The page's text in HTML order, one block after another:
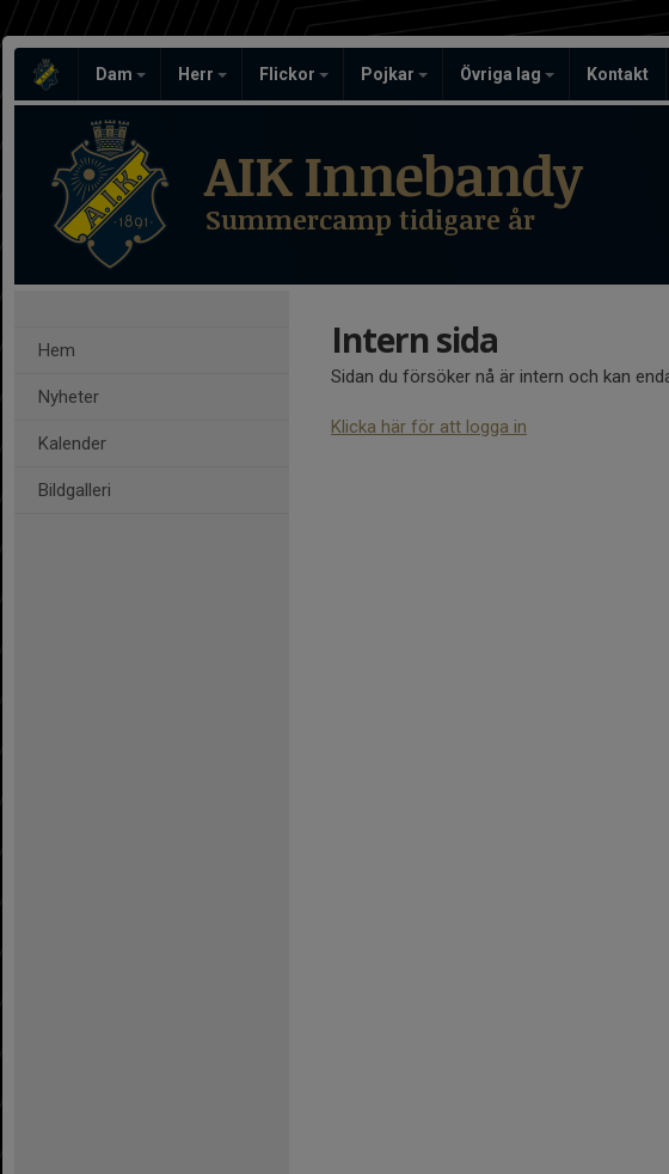
Dam Herr Flickor Pojkar Övriga lag Kontakt
AIK Innebandy
Summercamp tidigare år
Hem
Nyheter
Kalender
Bildgalleri
Intern sida
Sidan du försöker nå är intern och kan
Klicka här för att logga in